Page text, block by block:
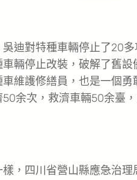
對特種車輛停止了20多
輛停止改裝，破解了舊
維護修繕員，也是一個
50余次，救濟車輛50余臺
四川省營山縣應急治理